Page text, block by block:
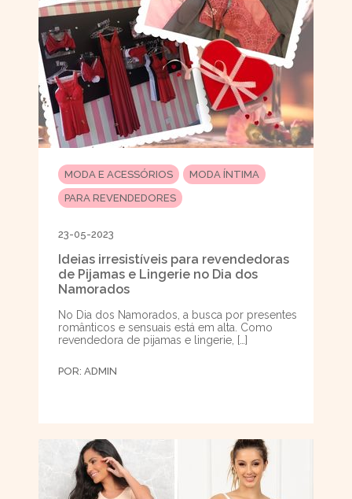
MODA E ACESSÓRIOS
MODA ÍNTIMA
PARA REVENDEDORES
23-05-2023
Ideias irresistíveis para revendedoras
de Pijamas e Lingerie no Dia dos
Namorados
No Dia dos Namorados, a busca por presentes
românticos e sensuais está em alta. Como
revendedora de pijamas e lingerie, […]
POR: ADMIN